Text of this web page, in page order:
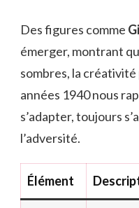
Des figures comme
émerger, montrant
sombres, la
années 1940 nous
s’adapter, toujours
l’adversité.
Élément